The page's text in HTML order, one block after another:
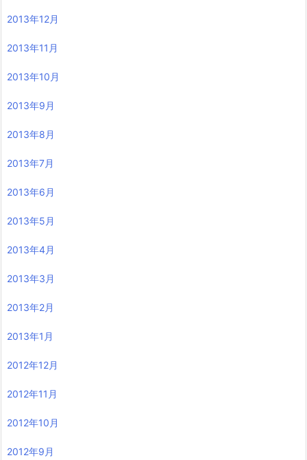
2013年12月
2013年11月
2013年10月
2013年9月
2013年8月
2013年7月
2013年6月
2013年5月
2013年4月
2013年3月
2013年2月
2013年1月
2012年12月
2012年11月
2012年10月
2012年9月